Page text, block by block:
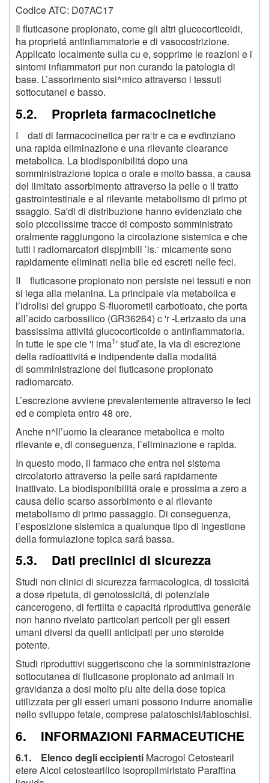
Codice ATC: D07AC17
Il fluticasone propionato, come gli altri glucocorticoidi,
ha proprietá antinfiammatorie e di vasocostrizione.
Applicato localmente sulla cu e, sopprime le reazioni e i
sintomi infiammatori pur non curando la patologia di
base. L’assorimento sisi^mico attraverso i tessuti
sottocutanei e basso.
5.2. Proprieta farmacocinetiche
I dati di farmacocinetica per ra‘tr e ca e evdtnziano
una rapida eliminazione e una rilevante clearance
metabolica. La biodisponibilitá dopo una
somministrazione topica o orale e molto bassa, a causa
del limitato assorbimento attraverso la pelle o il tratto
gastrointestinale e al rilevante metabolismo di primo pt
ssaggio. Sa'di di distribuzione hanno evidenziato che
solo piccolissime tracce di composto somministrato
oralmente raggiungono la circolazione sistemica e che
tutti i radiomarcatori dispjmbili ’is.- micamente sono
rapidamente eliminati nella bile ed escreti nelle feci.
II fluticasone propionato non persiste nei tessuti e non
si lega alla melanina. La principale via metabolica e
l’idrolisi del gruppo S-fluorometil carbotioato, che porta
all’acido carbossilico (GR36264) c 'r -Lerizaato da una
bassissima attivitá glucocorticoide o antinfiammatoria.
In tutte le spe cie 'i ima1' stuď ate, la via di escrezione
della radioattivitá e indipendente dalla modalitá
di somministrazione del fluticasone propionato
radiomarcato.
L’escrezione avviene prevalentemente attraverso le feci
ed e completa entro 48 ore.
Anche n^ll’uomo la clearance metabolica e molto
rilevante e, di conseguenza, l’eliminazione e rapida.
In questo modo, il farmaco che entra nel sistema
circolatorio attraverso la pelle sará rapidamente
inattivato. La biodisponibilitá orale e prossima a zero a
causa dello scarso assorbimento e al rilevante
metabolismo di primo passaggio. Di conseguenza,
l’esposizione sistemica a qualunque tipo di ingestione
della formulazione topica sará bassa.
5.3. Dati preclinici di sicurezza
Studi non clinici di sicurezza farmacologica, di tossicitá
a dose ripetuta, di genotossicitá, di potenziale
cancerogeno, di fertilita e capacitá riproduttiva generále
non hanno rivelato particolari pericoli per gli esseri
umani diversi da quelli anticipati per uno steroide
potente.
Studi riproduttivi suggeriscono che la somministrazione
sottocutanea di fluticasone propionato ad animali in
gravidanza a dosi molto piu alte della dose topica
utilizzata per gli esseri umani possono indurre anomalie
nello sviluppo fetale, comprese palatoschisi/labioschisi.
6. INFORMAZIONI FARMACEUTICHE
6.1. Elenco degli eccipienti Macrogol Cetostearil
etere Alcol cetostearilico Isopropilmiristato Paraffina